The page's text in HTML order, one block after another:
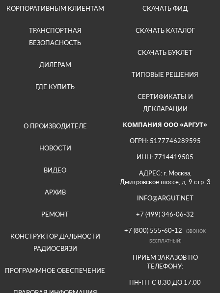
КОРПОРАТИВНЫМ КЛИЕНТАМ
ТРАНСПОРТНАЯ
БЕЗОПАСНОСТЬ
ДИЛЕРАМ
ГДЕ КУПИТЬ
СКАЧАТЬ ФИД
СКАЧАТЬ КАТАЛОГ
СКАЧАТЬ БУКЛЕТ
ТИПОВЫЕ РЕШЕНИЯ
СЕРТИФИКАТЫ И
ДЕКЛАРАЦИИ
О ПРОИЗВОДИТЕЛЕ
НОВОСТИ
ВИДЕО
АРХИВ
РЕМОНТ
КОНСТРУКТОР ДАЛЬНОСТИ
РАДИОСВЯЗИ
ПРОГРАММНОЕ ОБЕСПЕЧЕНИЕ
КОМПАНИЯ ООО «АРГУТ»
ОГРН: 5177746289595
ИНН: 7714419505
АДРЕС: г. Москва,
Дмитровское шоссе, д. 9 стр. 3
INFO@ARGUT.NET
+7 (499) 346-06-32
+7 (800) 555-60-12
(ЗВОНОК
БЕСПЛАТНЫЙ)
ПРИЕМ ЗАКАЗОВ ПО
ТЕЛЕФОНУ:
ПН-ПТ С 8.30 ДО 17.00